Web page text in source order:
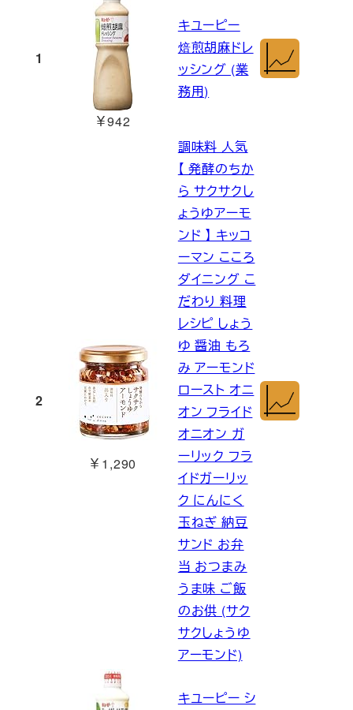
1
￥942
キユーピー
焙煎胡麻ドレ
ッシング (業
務用)
2
￥1,290
調味料 人気
【 発酵のちか
ら サクサクし
ょうゆアーモ
ンド 】 キッコ
ーマン こころ
ダイニング こ
だわり 料理
レシピ しょう
ゆ 醤油 もろ
み アーモンド
ロースト オニ
オン フライド
オニオン ガ
ーリック フラ
イドガーリッ
ク にんにく
玉ねぎ 納豆
サンド お弁
当 おつまみ
うま味 ご飯
のお供 (サク
サクしょうゆ
アーモンド)
キユーピー シ